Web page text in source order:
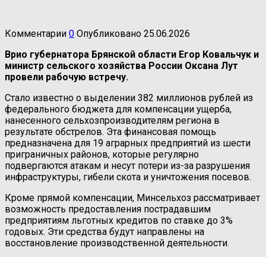
Комментарии 0 Опубликовано 25.06.2026
Врио губернатора Брянской области Егор Ковальчук и
министр сельского хозяйства России Оксана Лут
провели рабочую встречу.
Стало известно о выделении 382 миллионов рублей из
федерального бюджета для компенсации ущерба,
нанесенного сельхозпроизводителям региона в
результате обстрелов. Эта финансовая помощь
предназначена для 19 аграрных предприятий из шести
приграничных районов, которые регулярно
подвергаются атакам и несут потери из-за разрушения
инфраструктуры, гибели скота и уничтожения посевов.
Кроме прямой компенсации, Минсельхоз рассматривает
возможность предоставления пострадавшим
предприятиям льготных кредитов по ставке до 3%
годовых. Эти средства будут направлены на
восстановление производственной деятельности.